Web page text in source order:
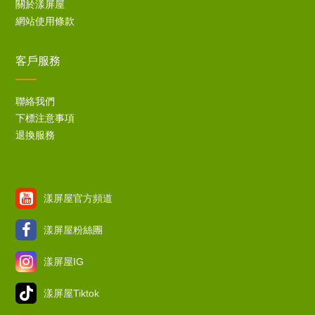
關於漾屏屋
網站使用條款
客戶服務
聯絡我們
下標注意事項
退換服務
漾屏屋官方頻道
漾屏屋粉絲團
漾屏屋IG
漾屏屋Tiktok